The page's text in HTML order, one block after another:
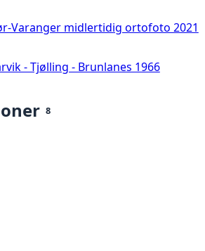
Varanger midlertidig ortofoto 2021
- Tjølling - Brunlanes 1966
8